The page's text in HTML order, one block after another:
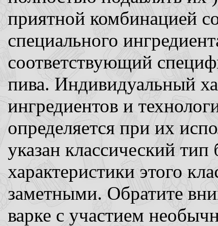
приятной комбинацией
специального
соответствующий
пива. Индивидуальный
ингредиентов и
определяется при их
указан классический тип
характеристики этого
заметными. Обратите
варке с участием